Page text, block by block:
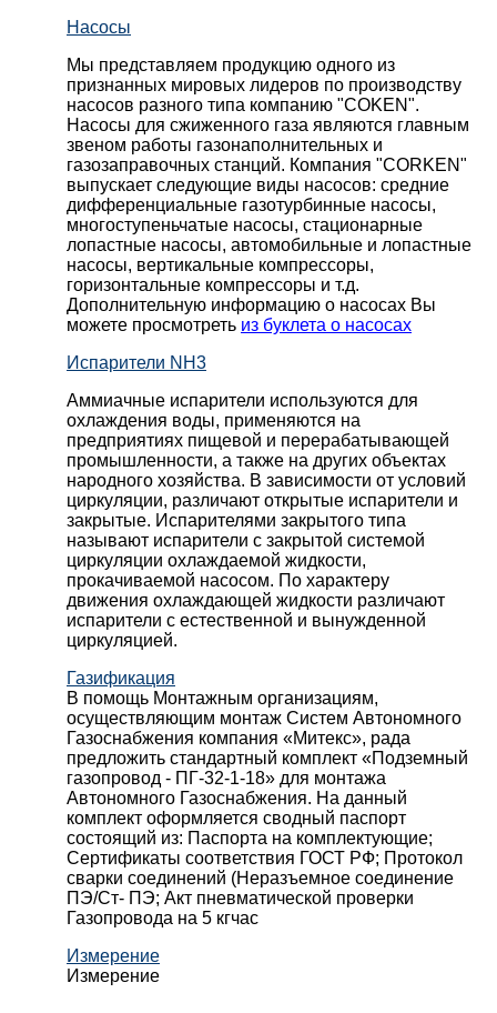
Насосы
Мы представляем продукцию одного из
признанных мировых лидеров по производству
насосов разного типа компанию "COKEN".
Насосы для сжиженного газа являются главным
звеном работы газонаполнительных и
газозаправочных станций. Компания "CORKEN"
выпускает следующие виды насосов: cредние
дифференциальные газотурбинные насосы,
многоступеньчатые насосы, стационарные
лопастные насосы, автомобильные и лопaстные
насосы, вертикальные компрессоры,
горизонтальные компрессоры и т.д.
Дополнительную информацию о насосах Вы
можете просмотреть из буклета о насосах
Испарители NH3
Аммиачные испарители используются для
охлаждения воды, применяются на
предприятиях пищевой и перерабатывающей
промышленности, а также на других объектах
народного хозяйства. В зависимости от условий
циркуляции, различают открытые испарители и
закрытые. Испарителями закрытого типа
называют испарители с закрытой системой
циркуляции охлаждаемой жидкости,
прокачиваемой насосом. По характеру
движения охлаждающей жидкости различают
испарители с естественной и вынужденной
циркуляцией.
Газификация
В помощь Монтажным организациям,
осуществляющим монтаж Систем Автономного
Газоснабжения компания «Митекс», рада
предложить стандартный комплект «Подземный
газопровод - ПГ-32-1-18» для монтажа
Автономного Газоснабжения. На данный
комплект оформляется сводный паспорт
состоящий из: Паспорта на комплектующие;
Сертификаты соответствия ГОСТ РФ; Протокол
сварки соединений (Неразъемное соединение
ПЭ/Ст- ПЭ; Акт пневматической проверки
Газопровода на 5 кгчас
Измерение
Измерение